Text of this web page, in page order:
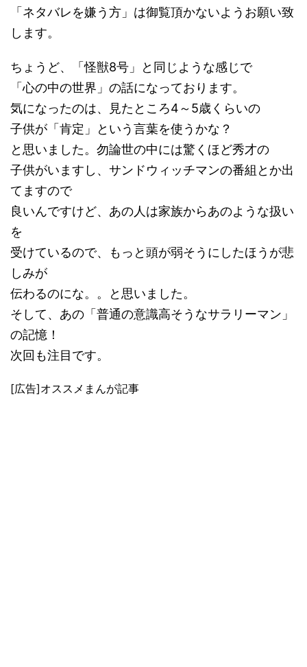
「ネタバレを嫌う方」は御覧頂かないようお願い致
します。
ちょうど、「怪獣8号」と同じような感じで
「心の中の世界」の話になっております。
気になったのは、見たところ4～5歳くらいの
子供が「肯定」という言葉を使うかな？
と思いました。勿論世の中には驚くほど秀才の
子供がいますし、サンドウィッチマンの番組とか出
てますので
良いんですけど、あの人は家族からあのような扱い
を
受けているので、もっと頭が弱そうにしたほうが悲
しみが
伝わるのにな。。と思いました。
そして、あの「普通の意識高そうなサラリーマン」
の記憶！
次回も注目です。
[広告]オススメまんが記事